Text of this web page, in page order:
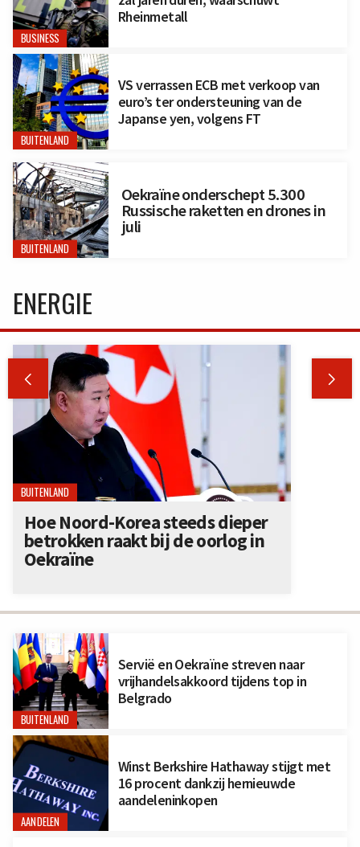
BUSINESS
Rheinmetall
BUITENLAND
VS verrassen ECB met verkoop van
euro’s ter ondersteuning van de
Japanse yen, volgens FT
BUITENLAND
Oekraïne onderschept 5.300
Russische raketten en drones in
juli
BUITENLAND
Servië en Oekraïne streven naar
vrijhandelsakkoord tijdens top in
Belgrado
AANDELEN
Winst Berkshire Hathaway stijgt met
16 procent dankzij hernieuwde
aandeleninkopen
ENERGIE
 
BUITENLAND
Hoe Noord-Korea steeds dieper
betrokken raakt bij de oorlog in
Oekraïne